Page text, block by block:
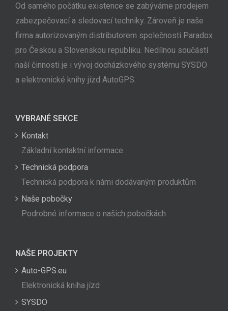
Od samého počátku existence se zabýváme prodejem
zabezpečovací a sledovací techniky. Zároveň je naše
firma autorizovaným distributorem společnosti Paradox
pro Českou a Slovenskou republiku. Nedílnou součástí
naší činnosti je i vývoj docházkového systému SYSDO
a elektronické knihy jízd AutoGPS.
VYBRANÉ SEKCE
Kontakt
Základní kontaktní informace
Technická podpora
Technická podpora k námi dodávaným produktům
Naše pobočky
Podrobné informace o našich pobočkách
NAŠE PROJEKTY
Auto-GPS.eu
Elektronická kniha jízd
SYSDO